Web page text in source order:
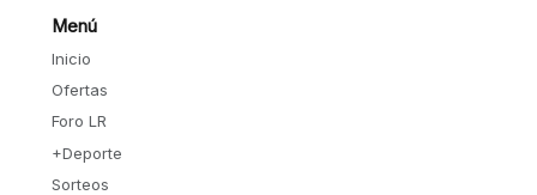
Menú
Inicio
Ofertas
Foro LR
+Deporte
Sorteos